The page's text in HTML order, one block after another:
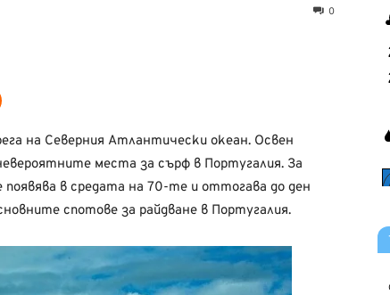
0
на Северния Атлантически океан. Освен
места за сърф в Португалия. За
в средата на 70-те и оттогава до ден
спотове за райдване в Португалия.